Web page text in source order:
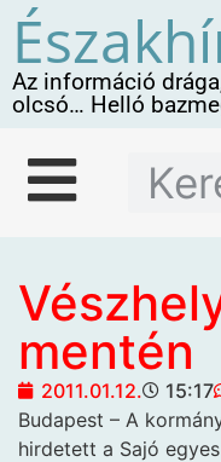
Az információ
olcsó… Helló
mentén
2011.01.12. 15:17
Budapest – A
hirdetett a Sajó